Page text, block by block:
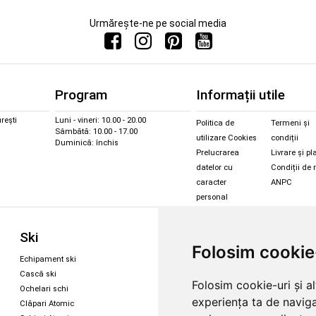
Folosim
Folosim cookie-uri și
experiența ta de
Urmărește-ne pe social media
Program
Luni - vineri: 10.00 - 20.00
Sâmbătă: 10.00 - 17.00
Duminică: închis
Informații utile
Politica de
utilizare Cookies
Prelucrarea
datelor cu
caracter
personal
Termeni și
condiții
Livrare și
Condiții de
ANPC
Ski
Echipament ski
Cască ski
Ochelari schi
Clăpari Atomic
Magazin snowboard
Legături Rome SDS